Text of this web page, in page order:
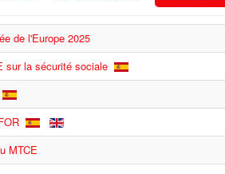
de l'Europe 2025
sur la sécurité sociale
MTCE